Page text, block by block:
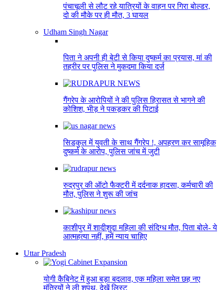
पंचाचूली से लौट रहे यात्रियों के वाहन पर गिरा बोल्डर,
दो की मौके पर ही मौत, 3 घायल
Udham Singh Nagar
पिता ने अपनी ही बेटी से किया दुष्कर्म का प्रयास, मां की
तहरीर पर पुलिस ने मुकदमा किया दर्ज
गैंगरेप के आरोपियों ने की पुलिस हिरासत से भागने की
कोशिश, भीड़ ने पकड़कर की पिटाई
सिडकुल में युवती के साथ गैंगरेप !, अपहरण कर सामूहिक
दुष्कर्म के आरोप, पुलिस जांच में जुटी
रुद्रपुर की ऑटो फैक्टरी में दर्दनाक हादसा, कर्मचारी की
मौत, पुलिस ने शुरू की जांच
काशीपुर में शादीशुदा महिला की संदिग्ध मौत, पिता बोले- ये
आत्महत्या नहीं, हमें न्याय चाहिए
Uttar Pradesh
योगी कैबिनेट में हुआ बड़ा बदलाव, एक महिला समेत छह नए
मंत्रियों ने ली शपथ, देखें लिस्ट